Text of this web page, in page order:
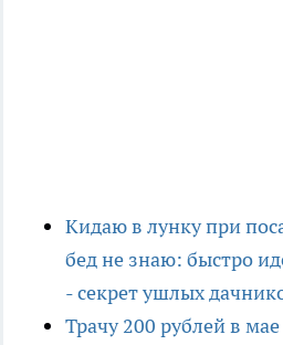
Кидаю в лунку при
бед не знаю: быстро
- секрет ушлых
Трачу 200 рублей в